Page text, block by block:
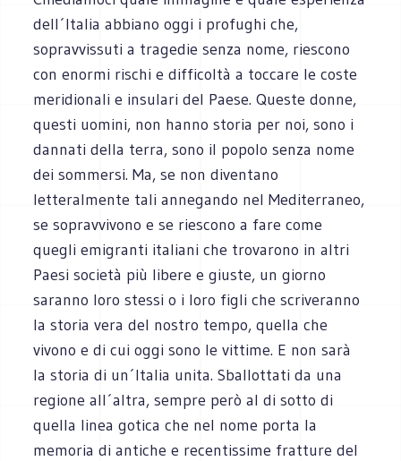
dell´Italia abbiano oggi i profughi che,
sopravvissuti a tragedie senza nome, riescono
con enormi rischi e difficoltà a toccare le coste
meridionali e insulari del Paese. Queste donne,
questi uomini, non hanno storia per noi, sono i
dannati della terra, sono il popolo senza nome
dei sommersi. Ma, se non diventano
letteralmente tali annegando nel Mediterraneo,
se sopravvivono e se riescono a fare come
quegli emigranti italiani che trovarono in altri
Paesi società più libere e giuste, un giorno
saranno loro stessi o i loro figli che scriveranno
la storia vera del nostro tempo, quella che
vivono e di cui oggi sono le vittime. E non sarà
la storia di un´Italia unita. Sballottati da una
regione all´altra, sempre però al di sotto di
quella linea gotica che nel nome porta la
memoria di antiche e recentissime fratture del